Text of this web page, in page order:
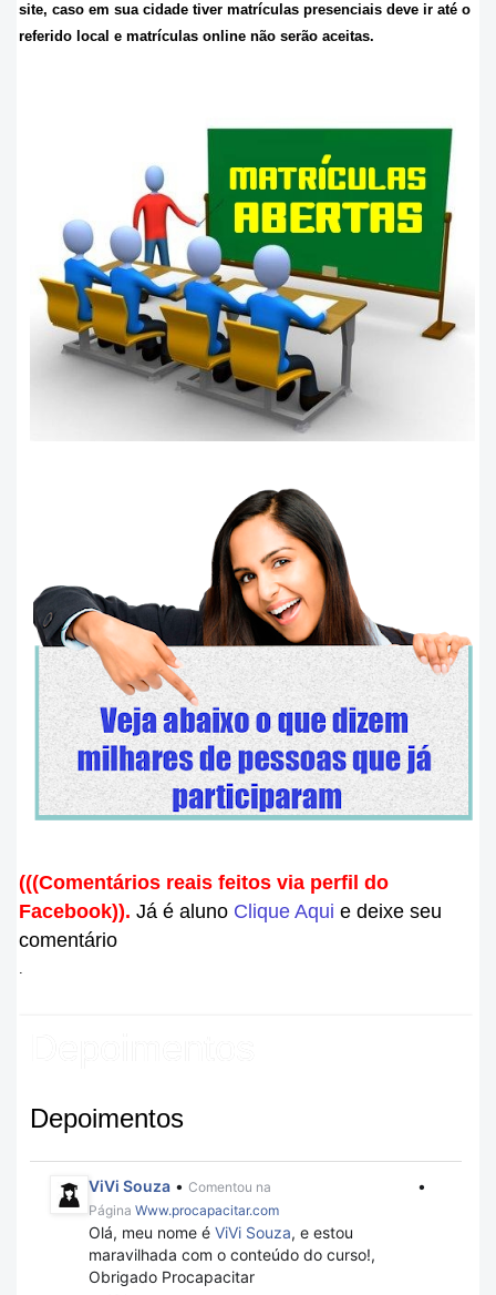
site, caso em sua cidade tiver matrículas presenciais deve ir até o
referido local e matrículas online não serão aceitas.
(((Comentários reais feitos via perfil do
Facebook)). Já é aluno Clique Aqui e deixe seu
comentário